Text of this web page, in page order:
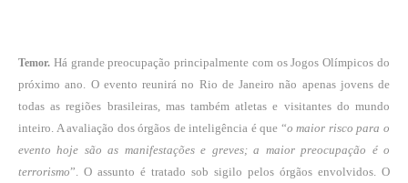
Temor. Há grande preocupação principalmente com os Jogos Olímpicos do
próximo ano. O evento reunirá no Rio de Janeiro não apenas jovens de
todas as regiões brasileiras, mas também atletas e visitantes do mundo
inteiro. A avaliação dos órgãos de inteligência é que “o maior risco para o
evento hoje são as manifestações e greves; a maior preocupação é o
terrorismo”. O assunto é tratado sob sigilo pelos órgãos envolvidos. O